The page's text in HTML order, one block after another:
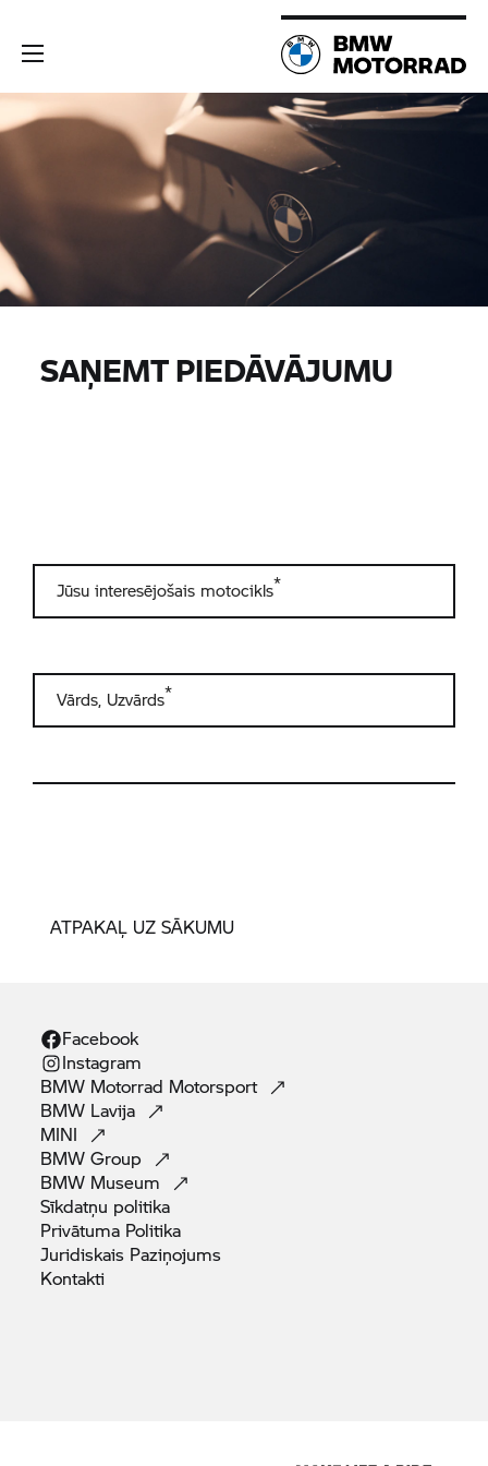
SAŅEMT PIEDĀVĀJUMU
ATPAKAĻ UZ SĀKUMU
Facebook
Instagram
BMW Motorrad Motorsport
BMW Lavija
MINI
BMWGroup
BMW Museum
Sīkdatņu politika
Privātuma Politika
Juridiskais Paziņojums
Kontakti